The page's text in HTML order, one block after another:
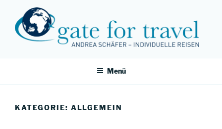
Inhalt
springen
Menü
KATEGORIE: ALLGEMEIN